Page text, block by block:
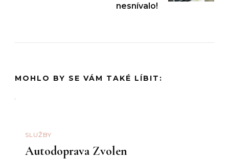
nesnívalo!
MOHLO BY SE VÁM TAKÉ LÍBIT:
SLUŽBY
Autodoprava Zvolen